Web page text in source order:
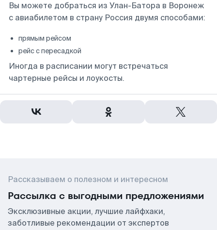
Вы можете добраться из Улан-Батора в Воронеж
с авиабилетом в страну Россия двумя способами:
прямым рейсом
рейс с пересадкой
Иногда в расписании могут встречаться
чартерные рейсы и лоукосты.
Рассказываем о полезном и интересном
Рассылка с выгодными предложениями
Эксклюзивные акции, лучшие лайфхаки,
заботливые рекомендации от экспертов